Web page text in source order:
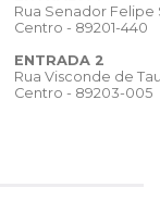
Rua Senador
Centro - 89201-440
ENTRADA 2
Rua Visconde de
Centro - 89203-005